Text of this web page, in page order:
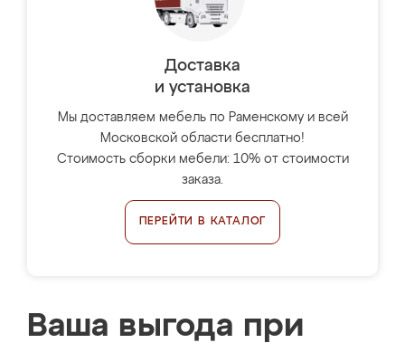
Доставка
и установка
Мы доставляем мебель по Раменскому и всей
Московской области бесплатно!
Стоимость сборки мебели: 10% от стоимости
заказа.
ПЕРЕЙТИ В КАТАЛОГ
Ваша выгода при